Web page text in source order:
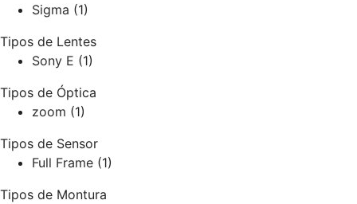
Sigma (1)
Tipos de Lentes
Sony E (1)
Tipos de Óptica
zoom (1)
Tipos de Sensor
Full Frame (1)
Tipos de Montura